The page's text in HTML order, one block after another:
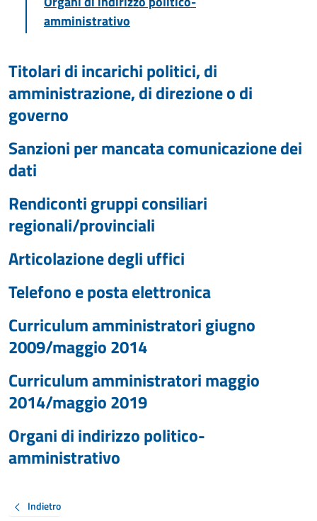
amministrativo
Titolari di incarichi politici, di
amministrazione, di direzione o di
governo
Sanzioni per mancata comunicazione dei
dati
Rendiconti gruppi consiliari
regionali/provinciali
Articolazione degli uffici
Telefono e posta elettronica
Curriculum amministratori giugno
2009/maggio 2014
Curriculum amministratori maggio
2014/maggio 2019
Organi di indirizzo politico-
amministrativo
Indietro